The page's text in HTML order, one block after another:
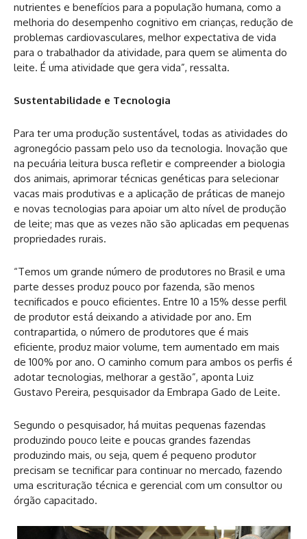
nutrientes e benefícios para a população humana, como a
melhoria do desempenho cognitivo em crianças, redução de
problemas cardiovasculares, melhor expectativa de vida
para o trabalhador da atividade, para quem se alimenta do
leite. É uma atividade que gera vida”, ressalta.
Sustentabilidade e Tecnologia
Para ter uma produção sustentável, todas as atividades do
agronegócio passam pelo uso da tecnologia. Inovação que
na pecuária leitura busca refletir e compreender a biologia
dos animais, aprimorar técnicas genéticas para selecionar
vacas mais produtivas e a aplicação de práticas de manejo
e novas tecnologias para apoiar um alto nível de produção
de leite; mas que as vezes não são aplicadas em pequenas
propriedades rurais.
“Temos um grande número de produtores no Brasil e uma
parte desses produz pouco por fazenda, são menos
tecnificados e pouco eficientes. Entre 10 a 15% desse perfil
de produtor está deixando a atividade por ano. Em
contrapartida, o número de produtores que é mais
eficiente, produz maior volume, tem aumentado em mais
de 100% por ano. O caminho comum para ambos os perfis é
adotar tecnologias, melhorar a gestão”, aponta Luiz
Gustavo Pereira, pesquisador da Embrapa Gado de Leite.
Segundo o pesquisador, há muitas pequenas fazendas
produzindo pouco leite e poucas grandes fazendas
produzindo mais, ou seja, quem é pequeno produtor
precisam se tecnificar para continuar no mercado, fazendo
uma escrituração técnica e gerencial com um consultor ou
órgão capacitado.